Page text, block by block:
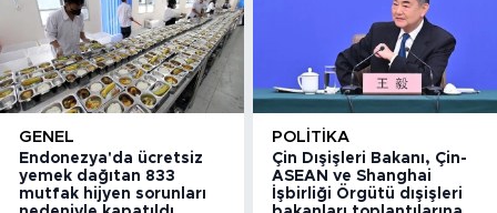
GENEL
Endonezya'da ücretsiz
yemek dağıtan 833
mutfak hijyen sorunları
POLITIKA
Çin Dışişleri Bakanı, Çin-
ASEAN ve Shanghai
İşbirliği Örgütü dışişleri